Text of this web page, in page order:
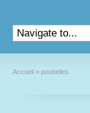
Accueil » poubelles